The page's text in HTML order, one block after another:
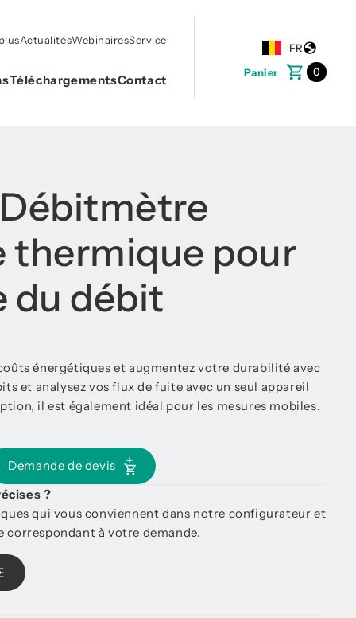
FR
Panier
0
ActualitésWebinairesService
TéléchargementsContact
thermique pour
du débit
énergétiques et augmentez votre durabilité avec
et analysez vos flux de fuite avec un seul appareil
il est également idéal pour les mesures mobiles.
Demande de devis
?
qui vous conviennent dans notre configurateur et
correspondant à votre demande.